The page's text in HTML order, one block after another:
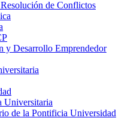
de Conflictos
y Desarrollo Emprendedor
Universitaria
de la Pontificia Universidad